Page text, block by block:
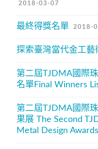
2018-03-07
最終得獎名單 2018-
探索臺灣當代金工藝
第二屆TJDMA國際
名單Final Winners
第二屆TJDMA國際
果展 The Second
Metal Design